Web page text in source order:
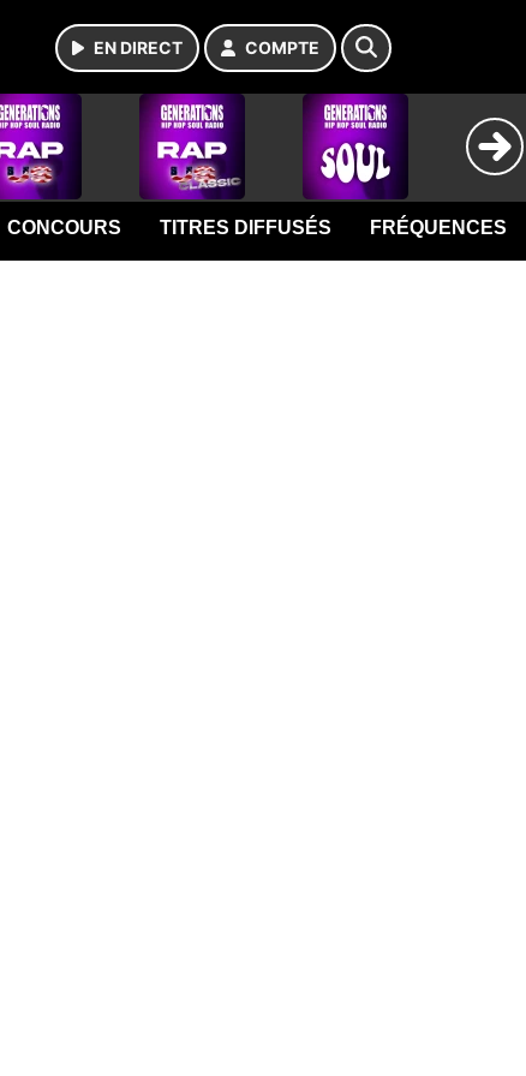
EN DIRECT COMPTE
CONCOURS TITRES DIFFUSÉS FRÉQUENCES